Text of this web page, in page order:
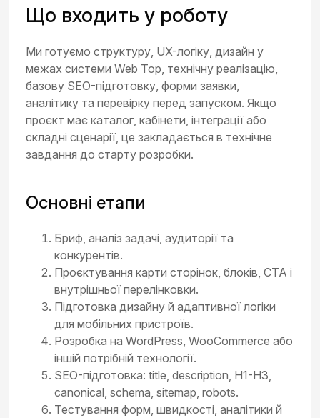
Що входить у роботу
Ми готуємо структуру, UX-логіку, дизайн у
межах системи Web Top, технічну реалізацію,
базову SEO-підготовку, форми заявки,
аналітику та перевірку перед запуском. Якщо
проєкт має каталог, кабінети, інтеграції або
складні сценарії, це закладається в технічне
завдання до старту розробки.
Основні етапи
Бриф, аналіз задачі, аудиторії та
конкурентів.
Проєктування карти сторінок, блоків, CTA і
внутрішньої перелінковки.
Підготовка дизайну й адаптивної логіки
для мобільних пристроїв.
Розробка на WordPress, WooCommerce або
іншій потрібній технології.
SEO-підготовка: title, description, H1-H3,
canonical, schema, sitemap, robots.
Тестування форм, швидкості, аналітики й